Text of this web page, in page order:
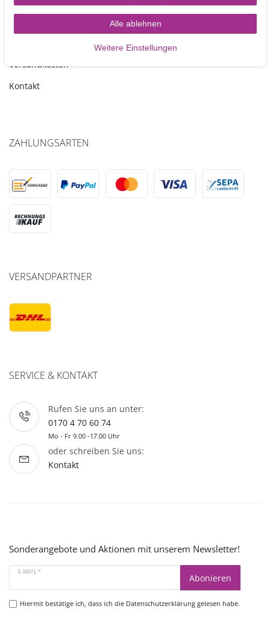
TORTEN-KRAM
Versandkosten
Kontakt
ZAHLUNGSARTEN
VERSANDPARTNER
SERVICE & KONTAKT
Rufen Sie uns an unter:
0170 4 70 60 74
Mo - Fr 9.00 -17.00 Uhr
oder schreiben Sie uns:
Kontakt
Sonderangebote und Aktionen mit unserem Newsletter!
E-MAIL *
Abonieren
Hiermit bestätige ich, dass ich die Datenschutzerklärunggelesen habe.
Alle ablehnen
Weitere Einstellungen